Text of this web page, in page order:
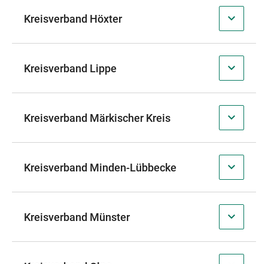
Kreisverband Höxter
Kreisverband Lippe
Kreisverband Märkischer Kreis
Kreisverband Minden-Lübbecke
Kreisverband Münster